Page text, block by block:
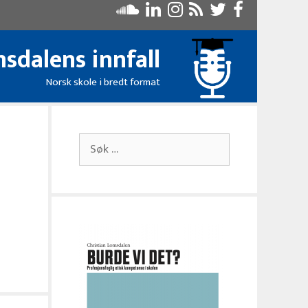
innfall
Norsk skole i bredt format
Søk
etter: